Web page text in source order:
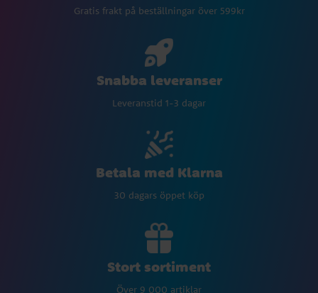
Gratis frakt på beställningar över 599kr
Snabba leveranser
Leveranstid 1-3 dagar
Betala med Klarna
30 dagars öppet köp
Stort sortiment
Över 9 000 artiklar